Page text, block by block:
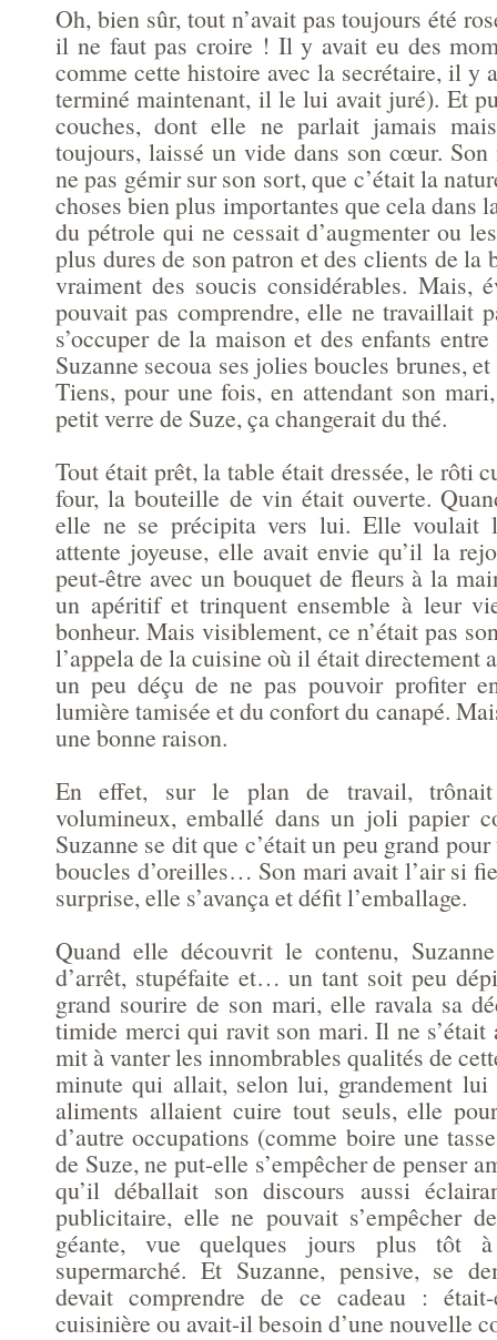
Oh, bien sûr, tout n’avait pas toujours été
il ne faut pas croire ! Il y avait eu des
comme cette histoire avec la secrétaire, il y
terminé maintenant, il le lui avait juré). Et
couches, dont elle ne parlait jamais
toujours, laissé un vide dans son cœur.
ne pas gémir sur son sort, que c’était la
choses bien plus importantes que cela dans
du pétrole qui ne cessait d’augmenter ou
plus dures de son patron et des clients de la
vraiment des soucis considérables. Mais,
pouvait pas comprendre, elle ne travaillait
s’occuper de la maison et des enfants
Suzanne secoua ses jolies boucles brunes,
Tiens, pour une fois, en attendant son
petit verre de Suze, ça changerait du thé.
Tout était prêt, la table était dressée, le rôti
four, la bouteille de vin était ouverte.
elle ne se précipita vers lui. Elle voulait
attente joyeuse, elle avait envie qu’il la
peut-être avec un bouquet de fleurs à la
un apéritif et trinquent ensemble à leur
bonheur. Mais visiblement, ce n’était pas
l’appela de la cuisine où il était directement
un peu déçu de ne pas pouvoir profiter
lumière tamisée et du confort du canapé.
une bonne raison.
En effet, sur le plan de travail, trônait
volumineux, emballé dans un joli papier
Suzanne se dit que c’était un peu grand
boucles d’oreilles… Son mari avait l’air si
surprise, elle s’avança et défit l’emballage.
Quand elle découvrit le contenu,
d’arrêt, stupéfaite et… un tant soit peu
grand sourire de son mari, elle ravala sa
timide merci qui ravit son mari. Il ne s’était
mit à vanter les innombrables qualités de
minute qui allait, selon lui, grandement
aliments allaient cuire tout seuls, elle
d’autre occupations (comme boire une
de Suze, ne put-elle s’empêcher de penser
qu’il déballait son discours aussi
publicitaire, elle ne pouvait s’empêcher
géante, vue quelques jours plus tôt
supermarché. Et Suzanne, pensive, se
devait comprendre de ce cadeau :
cuisinière ou avait-il besoin d’une nouvelle